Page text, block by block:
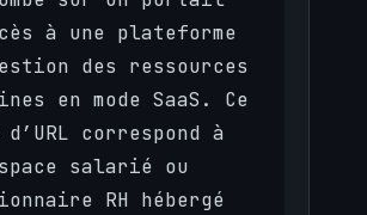
à une plateforme
des ressources
en mode SaaS. Ce
correspond à
salarié ou
RH hébergé